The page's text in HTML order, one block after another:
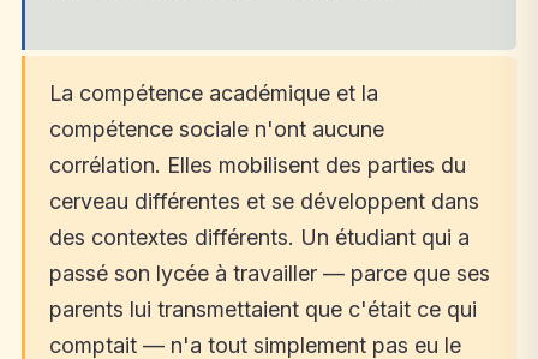
La compétence académique et la
compétence sociale n'ont aucune
corrélation. Elles mobilisent des parties du
cerveau différentes et se développent dans
des contextes différents. Un étudiant qui a
passé son lycée à travailler — parce que ses
parents lui transmettaient que c'était ce qui
comptait — n'a tout simplement pas eu le